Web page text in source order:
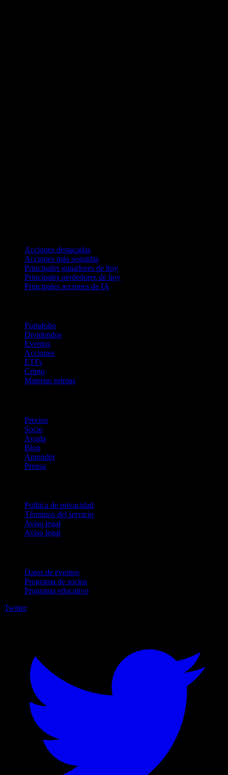
Acciones destacadas
Acciones más seguidas
Principales ganadores de hoy
Principales perdedores de hoy
Principales acciones de IA
Portafolio
Dividendos
Eventos
Acciones
ETFs
Cripto
Materias primas
Precios
Socio
Ayuda
Blog
Aprender
Prensa
Política de privacidad
Términos del servicio
Aviso legal
Aviso legal
Datos de eventos
Programa de socios
Programa educativo
Twitter